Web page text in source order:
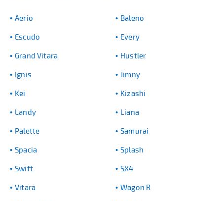
Aerio Baleno
Escudo Every
Grand Vitara Hustler
Ignis Jimny
Kei Kizashi
Landy Liana
Palette Samurai
Spacia Splash
Swift SX4
Vitara Wagon R